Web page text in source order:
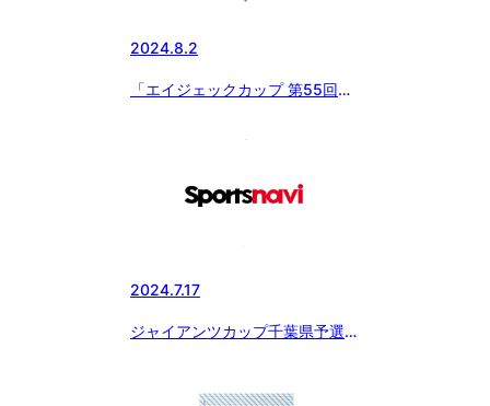
2024.8.2
「エイジェックカップ 第55回日
2024.7.17
ジャイアンツカップ千葉県予選決